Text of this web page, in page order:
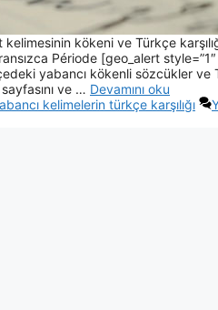
kökeni ve Türkçe
Période [geo_alert
yabancı kökenli sözcükler ve
ve … Devamını oku
kelimelerin türkçe karşılığı